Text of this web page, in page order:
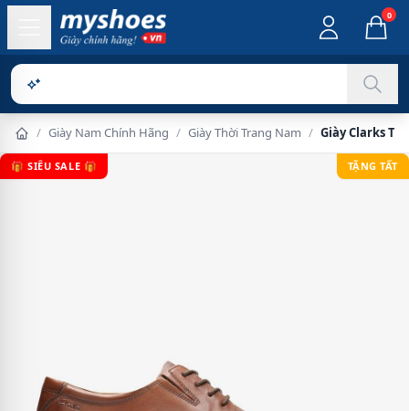
0
Sản phẩm ch
/ Giày Nam Chính Hãng / Giày Thời Trang Nam / Giày Clarks
🎁 SIÊU SALE 🎁 TẶNG TẤT